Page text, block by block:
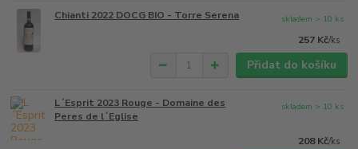
Chianti 2022 DOCG BIO - Torre Serena
257 Kč/ks
skladem > 10 ks
Přidat do košíku
L´Esprit 2023 Rouge - Domaine des
Peres de l´Eglise
208 Kč/ks
skladem > 10 ks